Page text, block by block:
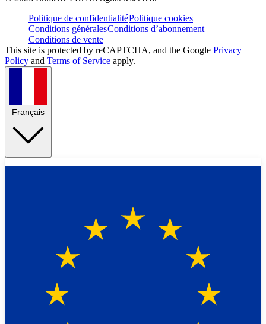
Politique de confidentialitéPolitique cookies
Conditions généralesConditions d’abonnement
Conditions de vente
This site is protected by reCAPTCHA, and the Google Privacy
Policy and Terms of Service apply.
Français